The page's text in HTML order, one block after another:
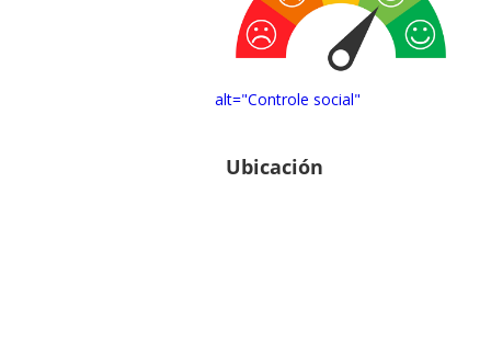
alt="Controle social"
Ubicación